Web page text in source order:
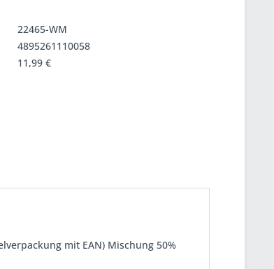
22465-WM
4895261110058
11,99 €
mit EAN) Mischung 50%